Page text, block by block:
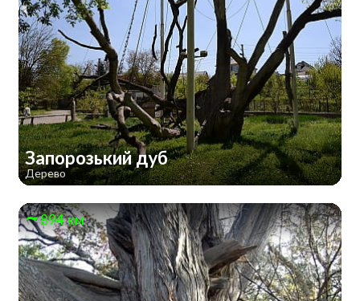
Запорозький дуб
Дерево
894 км